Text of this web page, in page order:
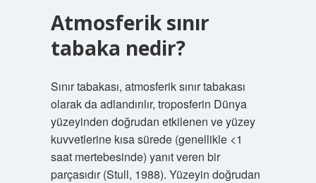
Atmosferik sınır
tabaka nedir?
Sınır tabakası, atmosferik sınır tabakası
olarak da adlandırılır, troposferin Dünya
yüzeyinden doğrudan etkilenen ve yüzey
kuvvetlerine kısa sürede (genellikle <1
saat mertebesinde) yanıt veren bir
parçasıdır (Stull, 1988). Yüzeyin doğrudan